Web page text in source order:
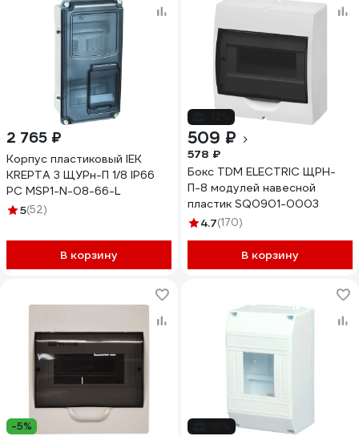
2 765 ₽
Корпус пластиковый IEK
KREPTA 3 ЩУРн-П 1/8 IP66
PC MSP1-N-08-66-L
5(52)
В корзину
509 ₽
578 ₽
Бокс TDM ELECTRIC ЩРН-
П-8 модулей навесной
пластик SQ0901-0003
4.7(170)
В корзину
-5%